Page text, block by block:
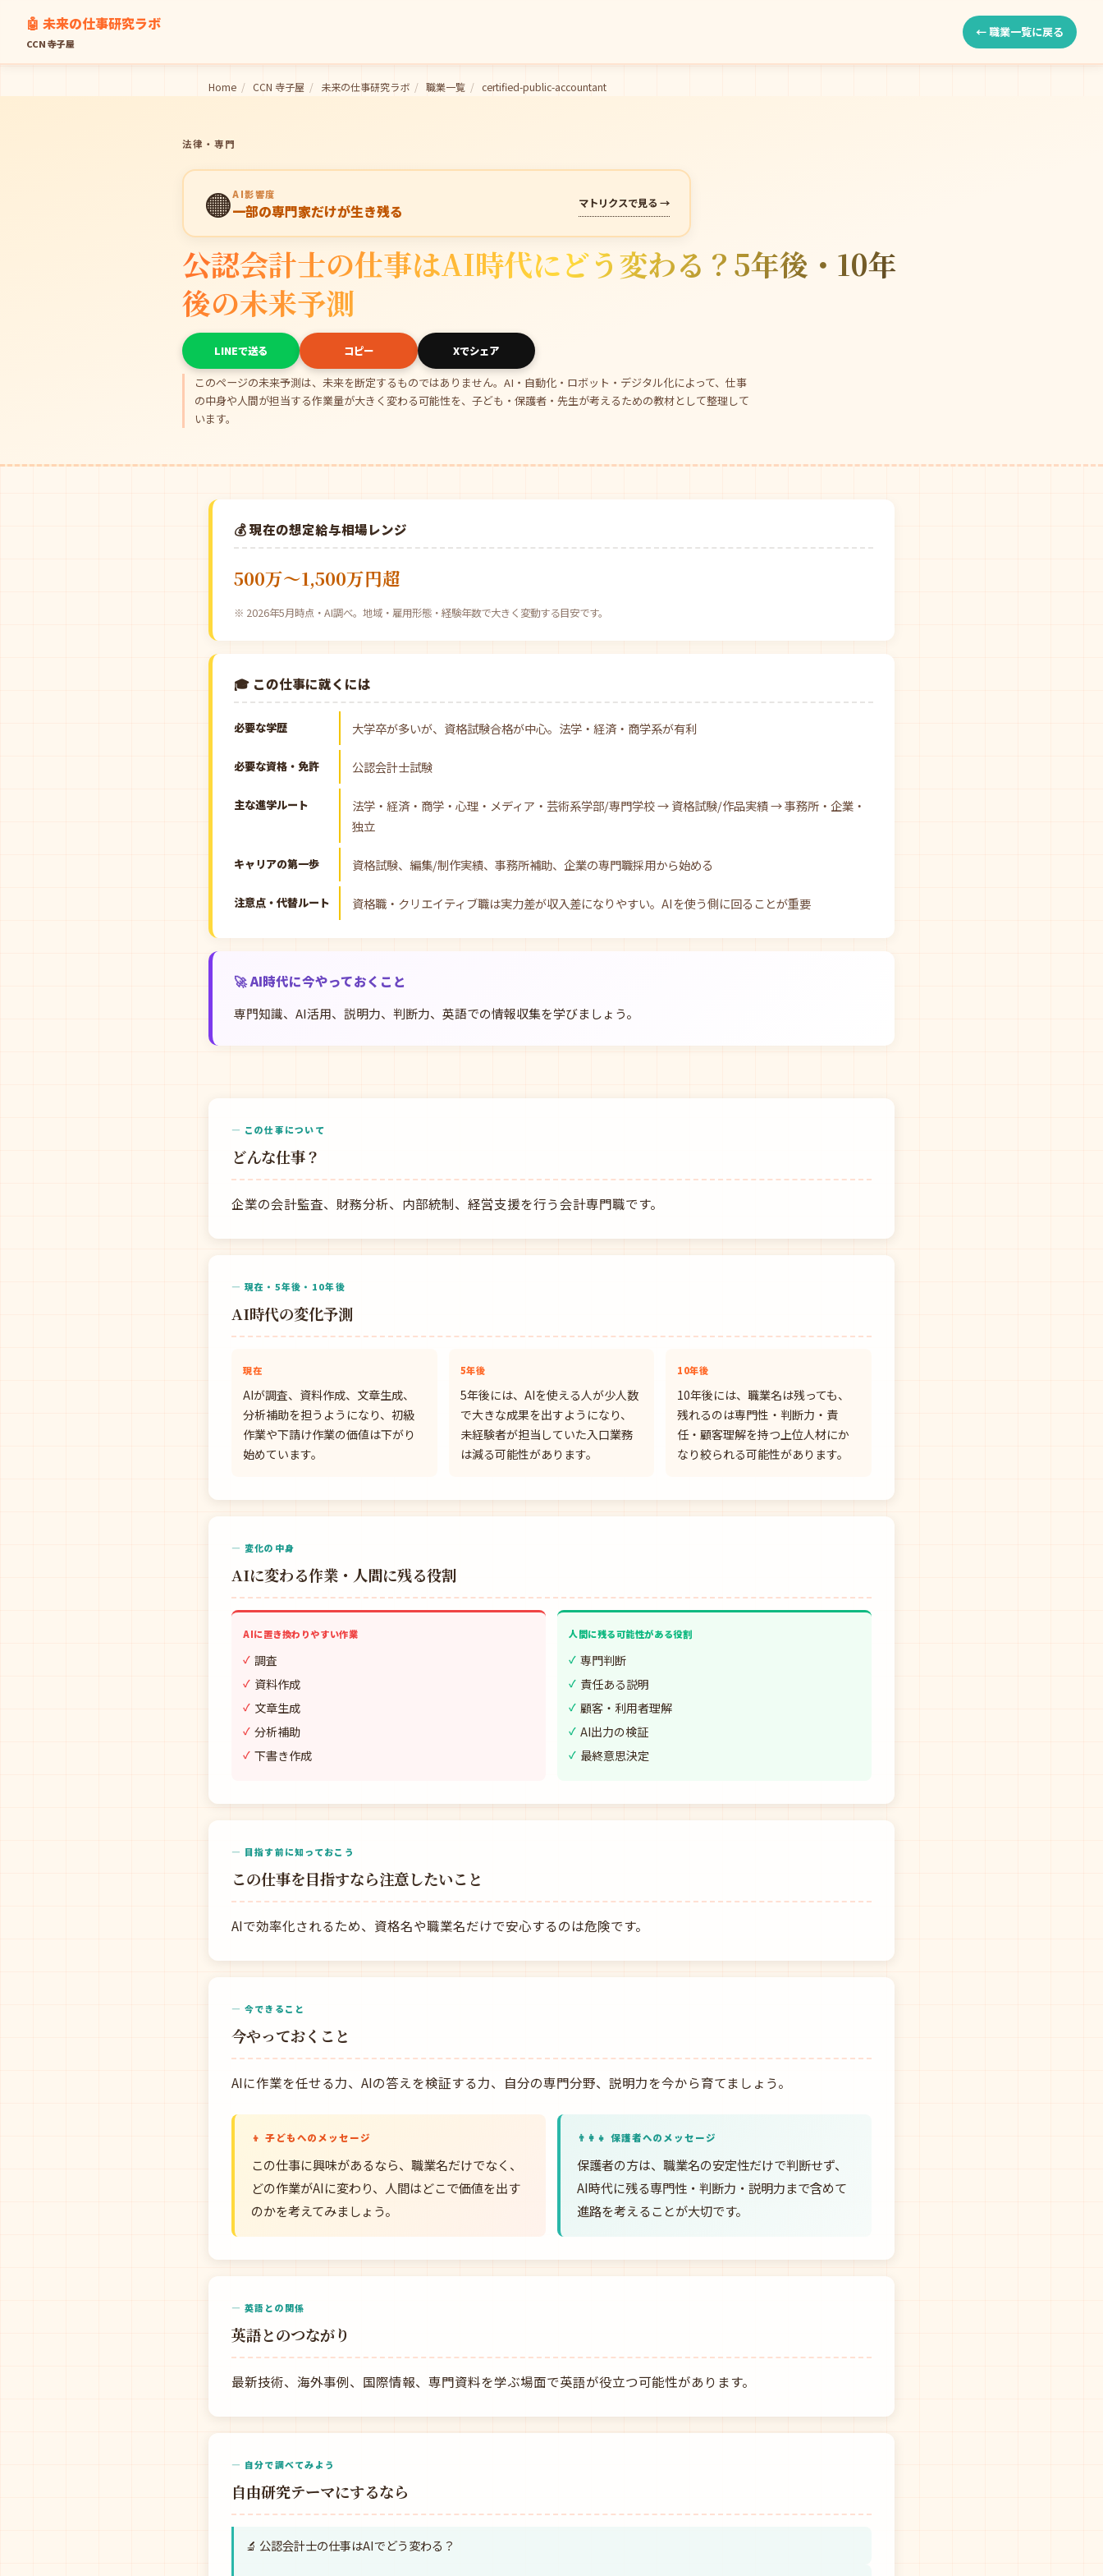
🤖 未来の仕事研究ラボ
CCN 寺子屋
← 職業一覧に戻る
Home / CCN 寺子屋 / 未来の仕事研究ラボ / 職業一覧 / certified-public-accountant
法律・専門
🟠AI影響度
一部の専門家だけが生き残る マトリクスで見る →
公認会計士の仕事はAI時代にどう変わる？5年後・10年
後の未来予測
LINEで送る コピー Xでシェア
このページの未来予測は、未来を断定するものではありません。AI・自動化・ロボット・デジタル化によって、仕事
の中身や人間が担当する作業量が大きく変わる可能性を、子ども・保護者・先生が考えるための教材として整理して
います。
💰 現在の想定給与相場レンジ
500万〜1,500万円超
※ 2026年5月時点・AI調べ。地域・雇用形態・経験年数で大きく変動する目安です。
🎓 この仕事に就くには
必要な学歴 大学卒が多いが、資格試験合格が中心。法学・経済・商学系が有利
必要な資格・免許 公認会計士試験
主な進学ルート
法学・経済・商学・心理・メディア・芸術系学部/専門学校 → 資格試験/作品実績 → 事務所・企業・
独立
キャリアの第一歩 資格試験、編集/制作実績、事務所補助、企業の専門職採用から始める
注意点・代替ルート 資格職・クリエイティブ職は実力差が収入差になりやすい。AIを使う側に回ることが重要
🚀 AI時代に今やっておくこと
専門知識、AI活用、説明力、判断力、英語での情報収集を学びましょう。
— この仕事について
どんな仕事？
企業の会計監査、財務分析、内部統制、経営支援を行う会計専門職です。
— 現在・5年後・10年後
AI時代の変化予測
現在
AIが調査、資料作成、文章生成、
分析補助を担うようになり、初級
作業や下請け作業の価値は下がり
始めています。
5年後
5年後には、AIを使える人が少人数
で大きな成果を出すようになり、
未経験者が担当していた入口業務
は減る可能性があります。
10年後
10年後には、職業名は残っても、
残れるのは専門性・判断力・責
任・顧客理解を持つ上位人材にか
なり絞られる可能性があります。
— 変化の中身
AIに変わる作業・人間に残る役割
AIに置き換わりやすい作業
調査
資料作成
文章生成
分析補助
下書き作成
人間に残る可能性がある役割
専門判断
責任ある説明
顧客・利用者理解
AI出力の検証
最終意思決定
— 目指す前に知っておこう
この仕事を目指すなら注意したいこと
AIで効率化されるため、資格名や職業名だけで安心するのは危険です。
— 今できること
今やっておくこと
AIに作業を任せる力、AIの答えを検証する力、自分の専門分野、説明力を今から育てましょう。
👦 子どもへのメッセージ
この仕事に興味があるなら、職業名だけでなく、
どの作業がAIに変わり、人間はどこで価値を出す
のかを考えてみましょう。
👨‍👩‍👧 保護者へのメッセージ
保護者の方は、職業名の安定性だけで判断せず、
AI時代に残る専門性・判断力・説明力まで含めて
進路を考えることが大切です。
— 英語との関係
英語とのつながり
最新技術、海外事例、国際情報、専門資料を学ぶ場面で英語が役立つ可能性があります。
— 自分で調べてみよう
自由研究テーマにするなら
🔬 公認会計士の仕事はAIでどう変わる？